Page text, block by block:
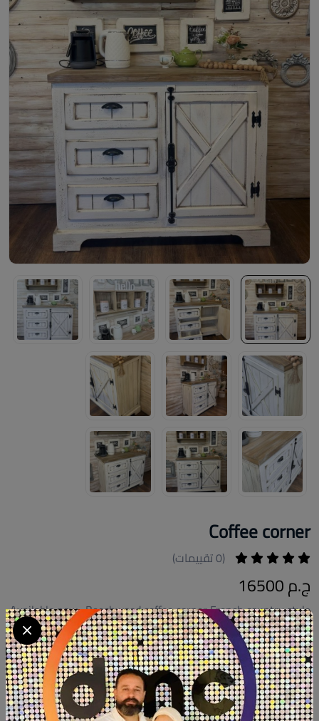
Coffee corner
(0 تقييمات)
ج.م 16500
Available now . Beechwood coffee corner French country style
. Size:110cm . Hight:110cm . 4 tablous
كود المنتج:NTC01
التوافر:متاح 1
تصنيف:كوفي كورنر هاند ميد